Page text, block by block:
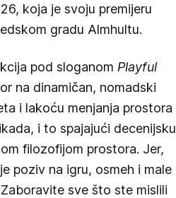
koja je svoju premijeru
gradu Almhultu.
pod sloganom Playful
na dinamičan, nomadski
i lakoću menjanja prostora
i to spajajući decenijsku
filozofijom prostora. Jer,
poziv na igru, osmeh i male
sve što ste mislili